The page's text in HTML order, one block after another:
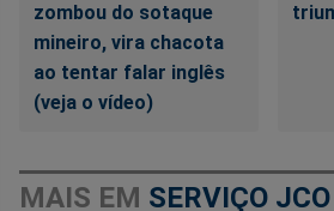
zombou do sotaque
mineiro, vira chacota
ao tentar falar inglês
(veja o vídeo)
MAIS EM SERVIÇO JCO